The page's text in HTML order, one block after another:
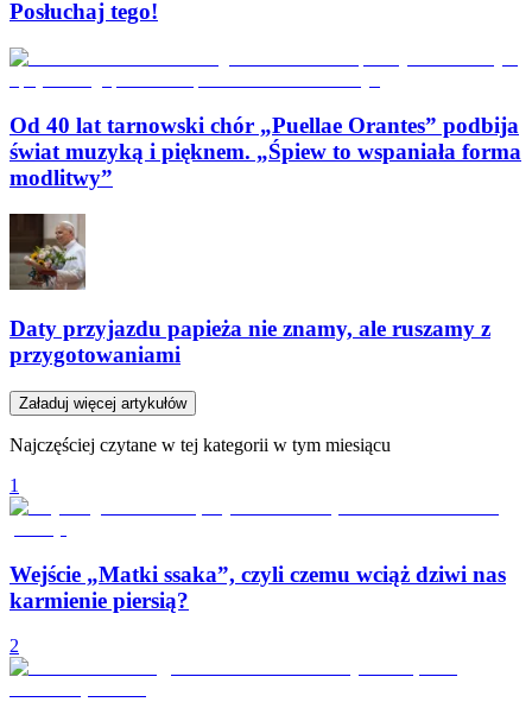
Posłuchaj tego!
Od 40 lat tarnowski chór „Puellae Orantes” podbija
świat muzyką i pięknem. „Śpiew to wspaniała forma
modlitwy”
Daty przyjazdu papieża nie znamy, ale ruszamy z
przygotowaniami
Załaduj więcej artykułów
Najczęściej czytane w tej kategorii w tym miesiącu
1
Wejście „Matki ssaka”, czyli czemu wciąż dziwi nas
karmienie piersią?
2